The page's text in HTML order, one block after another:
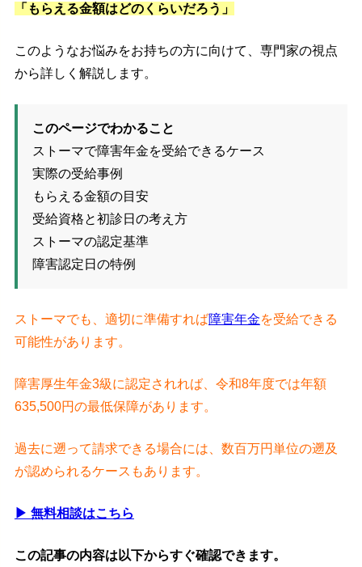
「もらえる金額はどのくらいだろう」
このようなお悩みをお持ちの方に向けて、専門家の視点
から詳しく解説します。
このページでわかること
ストーマで障害年金を受給できるケース
実際の受給事例
もらえる金額の目安
受給資格と初診日の考え方
ストーマの認定基準
障害認定日の特例
ストーマでも、適切に準備すれば障害年金を受給できる
可能性があります。
障害厚生年金3級に認定されれば、令和8年度では年額
635,500円の最低保障があります。
過去に遡って請求できる場合には、数百万円単位の遡及
が認められるケースもあります。
▶ 無料相談はこちら
この記事の内容は以下からすぐ確認できます。